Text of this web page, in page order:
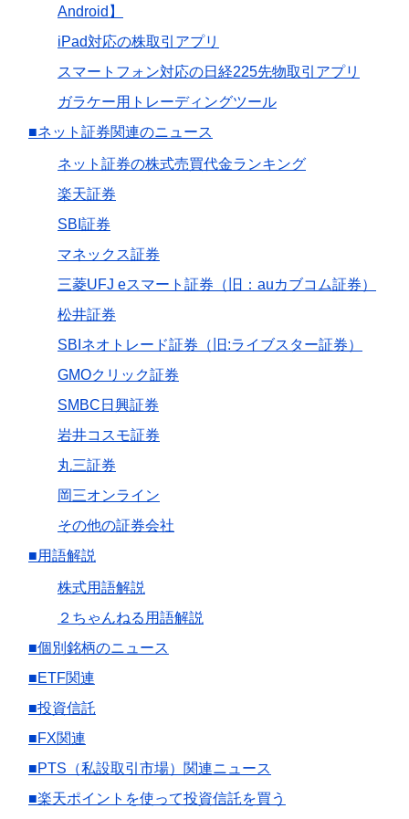
Android】
iPad対応の株取引アプリ
スマートフォン対応の日経225先物取引アプリ
ガラケー用トレーディングツール
■ネット証券関連のニュース
ネット証券の株式売買代金ランキング
楽天証券
SBI証券
マネックス証券
三菱UFJ eスマート証券（旧：auカブコム証券）
松井証券
SBIネオトレード証券（旧:ライブスター証券）
GMOクリック証券
SMBC日興証券
岩井コスモ証券
丸三証券
岡三オンライン
その他の証券会社
■用語解説
株式用語解説
２ちゃんねる用語解説
■個別銘柄のニュース
■ETF関連
■投資信託
■FX関連
■PTS（私設取引市場）関連ニュース
■楽天ポイントを使って投資信託を買う